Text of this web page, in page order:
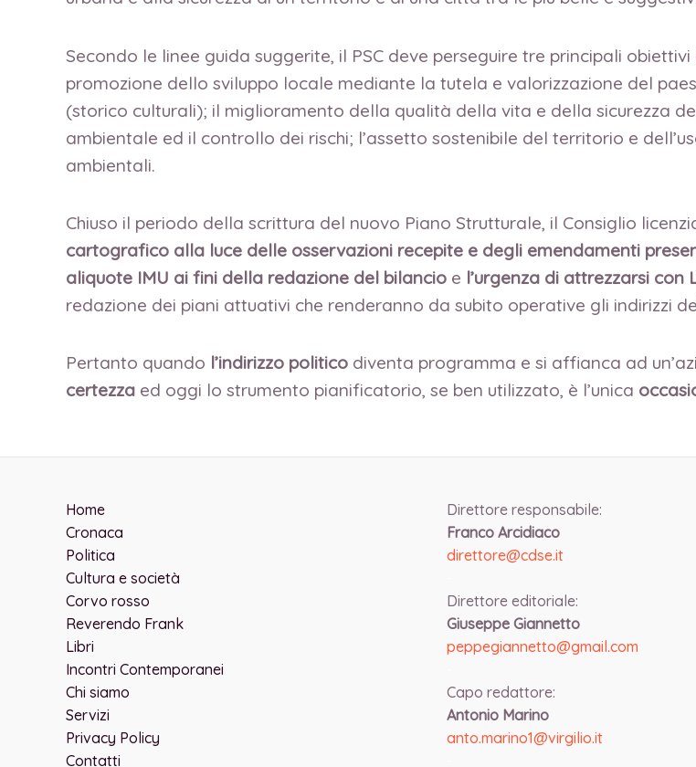
Secondo le linee guida suggerite, il PSC deve perseguire tre principali obiettivi
promozione dello sviluppo locale mediante la tutela e valorizzazione del
(storico culturali); il miglioramento della qualità della vita e della sicurezza
ambientale ed il controllo dei rischi; l’assetto sostenibile del territorio e
ambientali.
Chiuso il periodo della scrittura del nuovo Piano Strutturale, il Consiglio
cartografico alla luce delle osservazioni recepite e degli emendamenti
aliquote IMU ai fini della redazione del bilancio e l’urgenza di attrezzarsi con
redazione dei piani attuativi che renderanno da subito operative gli indirizzi
Pertanto quando l’indirizzo politico diventa programma e si affianca ad
certezza ed oggi lo strumento pianificatorio, se ben utilizzato, è l’unica
Home
Cronaca
Politica
Cultura e società
Corvo rosso
Reverendo Frank
Libri
Incontri Contemporanei
Chi siamo
Servizi
Privacy Policy
Contatti
Direttore responsabile:
Franco Arcidiaco
direttore@cdse.it
Direttore editoriale:
Giuseppe Giannetto
peppegiannetto@gmail.com
Capo redattore:
Antonio Marino
anto.marino1@virgilio.it